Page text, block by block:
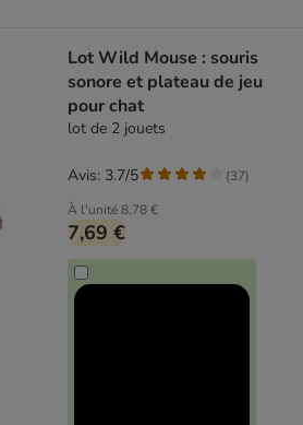
Lot Wild Mouse : souris
sonore et plateau de jeu
pour chat
lot de 2 jouets
À l'unité8,78 €
7,69 €
Avis: 3.7/5 (37)